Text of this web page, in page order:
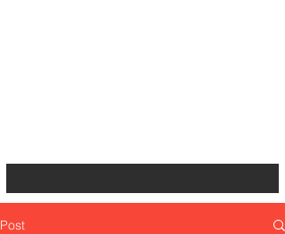
Post